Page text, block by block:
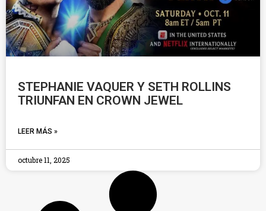
STEPHANIE VAQUER Y SETH ROLLINS
TRIUNFAN EN CROWN JEWEL
LEER MÁS »
octubre 11, 2025